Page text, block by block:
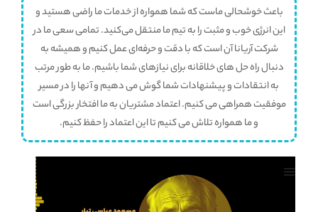
باعث خوشحالی ماست که شما همواره از خدمات ما راضی هستید و
این انرژی خوب و مثبت را به تیم ما منتقل می‌کنید. تمامی سعی ما در
شرکت آریانا آن است که با دقت و حرفه‌ای عمل کنیم و همیشه به
دنبال راه حل های خلاقانه برای نیازهای شما باشیم. ما به طور مرتب
به انتقادات و پیشنهادات شما گوش می دهیم و آنها را در مسیر
موفقیت همراهی می کنیم. اعتماد مشتریان به ما افتخار بزرگی است
و ما همواره تلاش می کنیم تا این اعتماد را حفظ کنیم.